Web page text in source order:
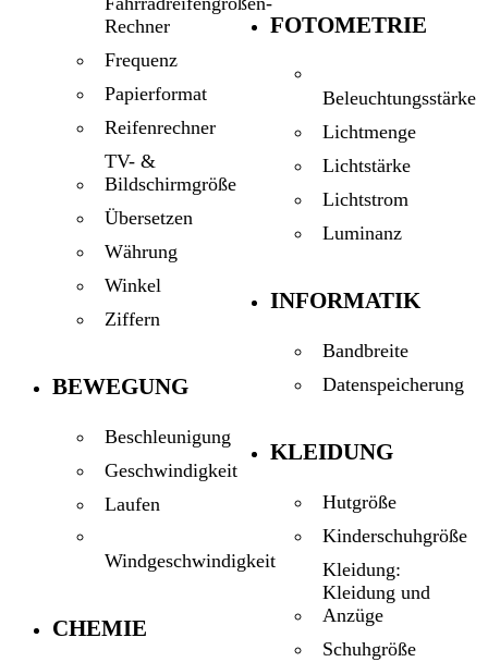
Rechner
Frequenz
Papierformat
Reifenrechner
TV- &
Bildschirmgröße
Übersetzen
Währung
Winkel
Ziffern
BEWEGUNG
Beschleunigung
Geschwindigkeit
Laufen
Windgeschwindigkeit
CHEMIE
FOTOMETRIE
Beleuchtungsstärke
Lichtmenge
Lichtstärke
Lichtstrom
Luminanz
INFORMATIK
Bandbreite
Datenspeicherung
KLEIDUNG
Hutgröße
Kinderschuhgröße
Kleidung:
Kleidung und
Anzüge
Schuhgröße